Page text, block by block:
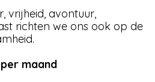
vrijheid, avontuur,
richten we ons ook op de
maand